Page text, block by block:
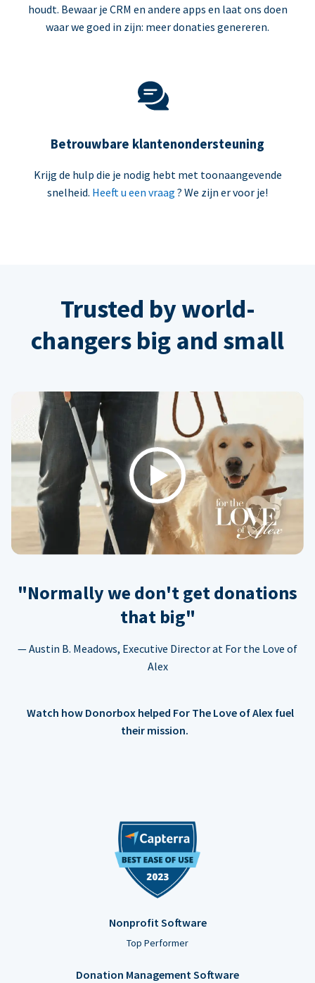
houdt. Bewaar je CRM en andere apps en laat ons doen
waar we goed in zijn: meer donaties genereren.
Betrouwbare klantenondersteuning
Krijg de hulp die je nodig hebt met toonaangevende
snelheid. Heeft u een vraag ? We zijn er voor je!
Trusted by world-
changers big and small
Play
"Normally we don't get donations
that big"
— Austin B. Meadows, Executive Director at For the Love of
Alex
Watch how Donorbox helped For The Love of Alex fuel
their mission.
Nonprofit Software
Top Performer
Donation Management Software